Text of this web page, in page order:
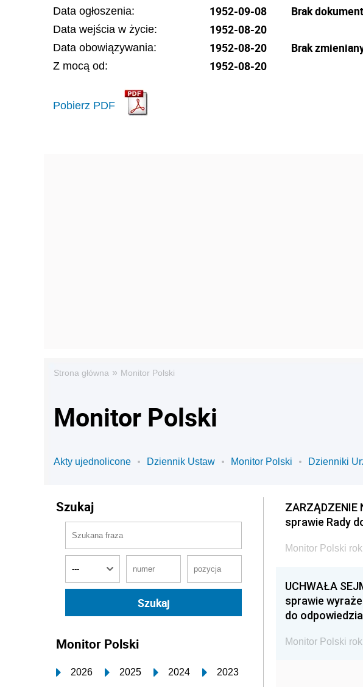
Data ogłoszenia: 1952-09-08
Data wejścia w życie: 1952-08-20
Data obowiązywania: 1952-08-20
Z mocą od: 1952-08-20
Pobierz PDF
Brak
Brak
Strona główna » Monitor Polski
Monitor Polski
Akty ujednolicone Dziennik Ustaw Monitor Polski Dzienniki
Szukaj
Monitor Polski
2026 2025 2024 2023
ZARZĄDZENIE
sprawie Rady
Monitor Polski
UCHWAŁA
sprawie
do
Monitor Polski